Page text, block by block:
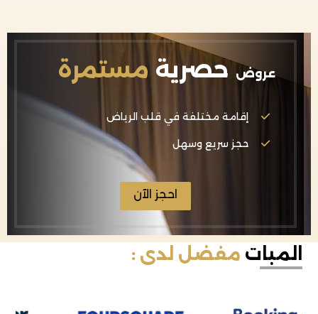
عروض حصرية مستمرة
إقامة مختلفة في قلب الرياض
حجز سريع وسهل
احجز الآن
المبات مفضل لدى :